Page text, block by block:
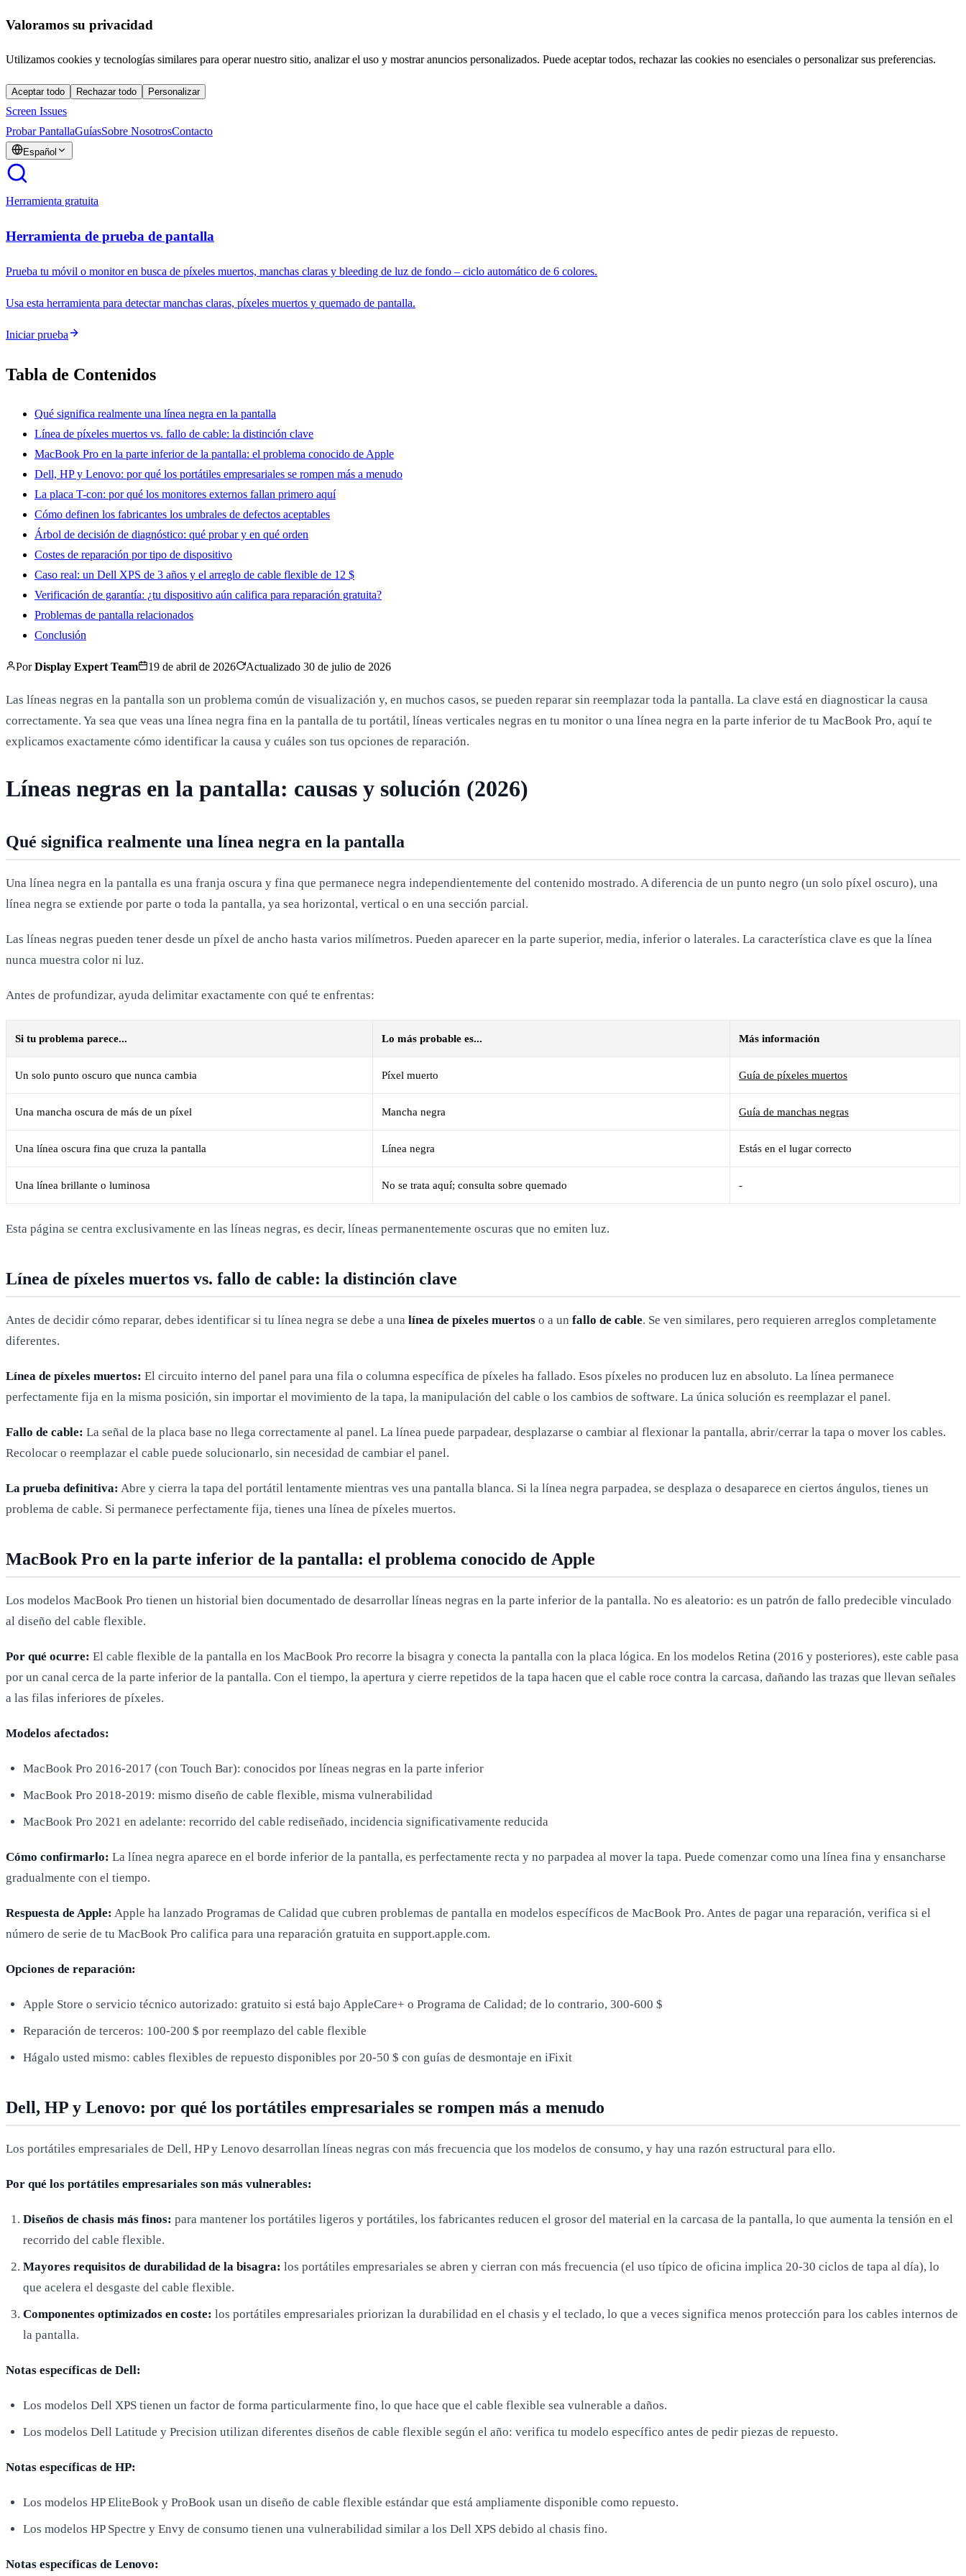
Valoramos su privacidad
Utilizamos cookies y tecnologías similares para operar nuestro sitio, analizar el uso y mostrar anuncios personalizados. Puede aceptar todos, rechazar las cookies no esenciales o personalizar sus preferencias.
Aceptar todo Rechazar todo Personalizar
Screen Issues
Probar PantallaGuíasSobre NosotrosContacto
Español
Herramienta gratuita
Herramienta de prueba de pantalla
Prueba tu móvil o monitor en busca de píxeles muertos, manchas claras y bleeding de luz de fondo – ciclo automático de 6 colores.
Usa esta herramienta para detectar manchas claras, píxeles muertos y quemado de pantalla.
Iniciar prueba
Tabla de Contenidos
Qué significa realmente una línea negra en la pantalla
Línea de píxeles muertos vs. fallo de cable: la distinción clave
MacBook Pro en la parte inferior de la pantalla: el problema conocido de Apple
Dell, HP y Lenovo: por qué los portátiles empresariales se rompen más a menudo
La placa T-con: por qué los monitores externos fallan primero aquí
Cómo definen los fabricantes los umbrales de defectos aceptables
Árbol de decisión de diagnóstico: qué probar y en qué orden
Costes de reparación por tipo de dispositivo
Caso real: un Dell XPS de 3 años y el arreglo de cable flexible de 12 $
Verificación de garantía: ¿tu dispositivo aún califica para reparación gratuita?
Problemas de pantalla relacionados
Conclusión
PorDisplay Expert Team 19 de abril de 2026 Actualizado 30 de julio de 2026
Las líneas negras en la pantalla son un problema común de visualización y, en muchos casos, se pueden reparar sin reemplazar toda la pantalla. La clave está en diagnosticar la causa
correctamente. Ya sea que veas una línea negra fina en la pantalla de tu portátil, líneas verticales negras en tu monitor o una línea negra en la parte inferior de tu MacBook Pro, aquí te
explicamos exactamente cómo identificar la causa y cuáles son tus opciones de reparación.
Líneas negras en la pantalla: causas y solución (2026)
Qué significa realmente una línea negra en la pantalla
Una línea negra en la pantalla es una franja oscura y fina que permanece negra independientemente del contenido mostrado. A diferencia de un punto negro (un solo píxel oscuro), una
línea negra se extiende por parte o toda la pantalla, ya sea horizontal, vertical o en una sección parcial.
Las líneas negras pueden tener desde un píxel de ancho hasta varios milímetros. Pueden aparecer en la parte superior, media, inferior o laterales. La característica clave es que la línea
nunca muestra color ni luz.
Antes de profundizar, ayuda delimitar exactamente con qué te enfrentas:
Si tu problema parece... Lo más probable es... Más información
Un solo punto oscuro que nunca cambia Píxel muerto Guía de píxeles muertos
Una mancha oscura de más de un píxel Mancha negra Guía de manchas negras
Una línea oscura fina que cruza la pantalla Línea negra Estás en el lugar correcto
Una línea brillante o luminosa No se trata aquí; consulta sobre quemado -
Esta página se centra exclusivamente en las líneas negras, es decir, líneas permanentemente oscuras que no emiten luz.
Línea de píxeles muertos vs. fallo de cable: la distinción clave
Antes de decidir cómo reparar, debes identificar si tu línea negra se debe a una línea de píxeles muertos o a un fallo de cable. Se ven similares, pero requieren arreglos completamente
diferentes.
Línea de píxeles muertos: El circuito interno del panel para una fila o columna específica de píxeles ha fallado. Esos píxeles no producen luz en absoluto. La línea permanece
perfectamente fija en la misma posición, sin importar el movimiento de la tapa, la manipulación del cable o los cambios de software. La única solución es reemplazar el panel.
Fallo de cable: La señal de la placa base no llega correctamente al panel. La línea puede parpadear, desplazarse o cambiar al flexionar la pantalla, abrir/cerrar la tapa o mover los cables.
Recolocar o reemplazar el cable puede solucionarlo, sin necesidad de cambiar el panel.
La prueba definitiva: Abre y cierra la tapa del portátil lentamente mientras ves una pantalla blanca. Si la línea negra parpadea, se desplaza o desaparece en ciertos ángulos, tienes un
problema de cable. Si permanece perfectamente fija, tienes una línea de píxeles muertos.
MacBook Pro en la parte inferior de la pantalla: el problema conocido de Apple
Los modelos MacBook Pro tienen un historial bien documentado de desarrollar líneas negras en la parte inferior de la pantalla. No es aleatorio: es un patrón de fallo predecible vinculado
al diseño del cable flexible.
Por qué ocurre: El cable flexible de la pantalla en los MacBook Pro recorre la bisagra y conecta la pantalla con la placa lógica. En los modelos Retina (2016 y posteriores), este cable pasa
por un canal cerca de la parte inferior de la pantalla. Con el tiempo, la apertura y cierre repetidos de la tapa hacen que el cable roce contra la carcasa, dañando las trazas que llevan señales
a las filas inferiores de píxeles.
Modelos afectados:
MacBook Pro 2016-2017 (con Touch Bar): conocidos por líneas negras en la parte inferior
MacBook Pro 2018-2019: mismo diseño de cable flexible, misma vulnerabilidad
MacBook Pro 2021 en adelante: recorrido del cable rediseñado, incidencia significativamente reducida
Cómo confirmarlo: La línea negra aparece en el borde inferior de la pantalla, es perfectamente recta y no parpadea al mover la tapa. Puede comenzar como una línea fina y ensancharse
gradualmente con el tiempo.
Respuesta de Apple: Apple ha lanzado Programas de Calidad que cubren problemas de pantalla en modelos específicos de MacBook Pro. Antes de pagar una reparación, verifica si el
número de serie de tu MacBook Pro califica para una reparación gratuita en support.apple.com.
Opciones de reparación:
Apple Store o servicio técnico autorizado: gratuito si está bajo AppleCare+ o Programa de Calidad; de lo contrario, 300-600 $
Reparación de terceros: 100-200 $ por reemplazo del cable flexible
Hágalo usted mismo: cables flexibles de repuesto disponibles por 20-50 $ con guías de desmontaje en iFixit
Dell, HP y Lenovo: por qué los portátiles empresariales se rompen más a menudo
Los portátiles empresariales de Dell, HP y Lenovo desarrollan líneas negras con más frecuencia que los modelos de consumo, y hay una razón estructural para ello.
Por qué los portátiles empresariales son más vulnerables:
Diseños de chasis más finos: para mantener los portátiles ligeros y portátiles, los fabricantes reducen el grosor del material en la carcasa de la pantalla, lo que aumenta la tensión en el
recorrido del cable flexible.
Mayores requisitos de durabilidad de la bisagra: los portátiles empresariales se abren y cierran con más frecuencia (el uso típico de oficina implica 20-30 ciclos de tapa al día), lo
que acelera el desgaste del cable flexible.
Componentes optimizados en coste: los portátiles empresariales priorizan la durabilidad en el chasis y el teclado, lo que a veces significa menos protección para los cables internos de
la pantalla.
Notas específicas de Dell:
Los modelos Dell XPS tienen un factor de forma particularmente fino, lo que hace que el cable flexible sea vulnerable a daños.
Los modelos Dell Latitude y Precision utilizan diferentes diseños de cable flexible según el año: verifica tu modelo específico antes de pedir piezas de repuesto.
Notas específicas de HP:
Los modelos HP EliteBook y ProBook usan un diseño de cable flexible estándar que está ampliamente disponible como repuesto.
Los modelos HP Spectre y Envy de consumo tienen una vulnerabilidad similar a los Dell XPS debido al chasis fino.
Notas específicas de Lenovo: